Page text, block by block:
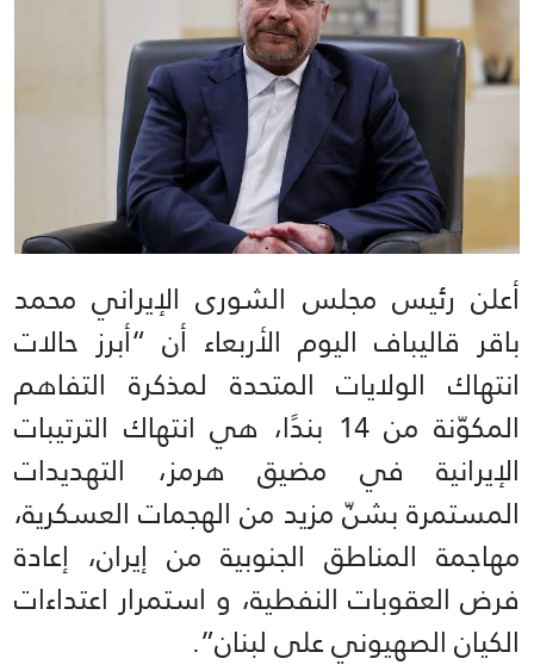
أعلن رئيس مجلس الشورى الإيراني محمد
باقر قاليباف اليوم الأربعاء أن “أبرز حالات
انتهاك الولايات المتحدة لمذكرة التفاهم
المكوّنة من 14 بندًا، هي انتهاك الترتيبات
الإيرانية في مضيق هرمز، التهديدات
المستمرة بشنّ مزيد من الهجمات العسكرية،
مهاجمة المناطق الجنوبية من إيران، إعادة
فرض العقوبات النفطية، و استمرار اعتداءات
الكيان الصهيوني على لبنان”.